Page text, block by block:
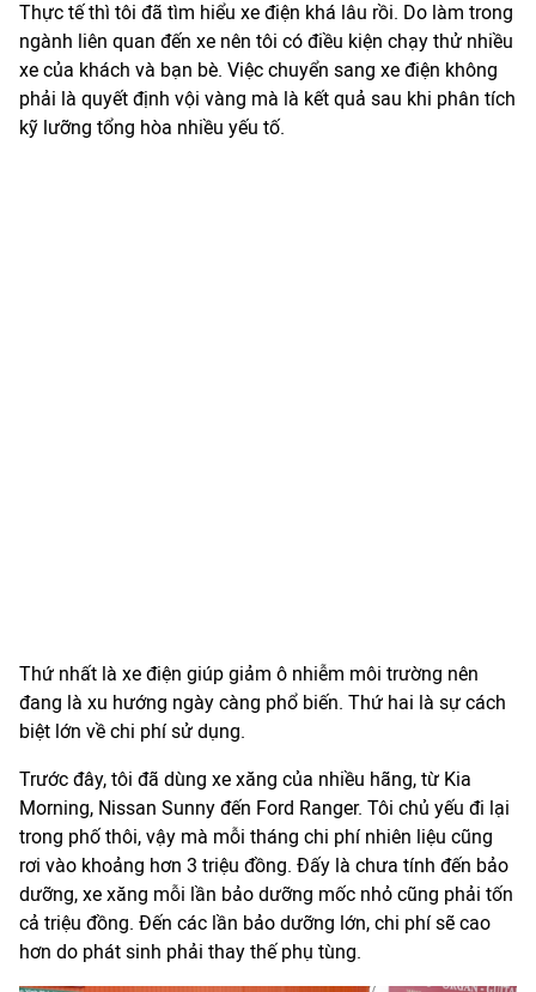
Thực tế thì tôi đã tìm hiểu xe điện khá lâu rồi. Do làm trong
ngành liên quan đến xe nên tôi có điều kiện chạy thử nhiều
xe của khách và bạn bè. Việc chuyển sang xe điện không
phải là quyết định vội vàng mà là kết quả sau khi phân tích
kỹ lưỡng tổng hòa nhiều yếu tố.
Thứ nhất là xe điện giúp giảm ô nhiễm môi trường nên
đang là xu hướng ngày càng phổ biến. Thứ hai là sự cách
biệt lớn về chi phí sử dụng.
Trước đây, tôi đã dùng xe xăng của nhiều hãng, từ Kia
Morning, Nissan Sunny đến Ford Ranger. Tôi chủ yếu đi lại
trong phố thôi, vậy mà mỗi tháng chi phí nhiên liệu cũng
rơi vào khoảng hơn 3 triệu đồng. Đấy là chưa tính đến bảo
dưỡng, xe xăng mỗi lần bảo dưỡng mốc nhỏ cũng phải tốn
cả triệu đồng. Đến các lần bảo dưỡng lớn, chi phí sẽ cao
hơn do phát sinh phải thay thế phụ tùng.